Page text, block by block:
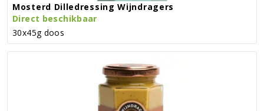
Mosterd Dilledressing Wijndragers
Direct beschikbaar
30x45g doos